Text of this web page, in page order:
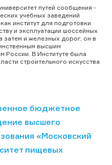
путей сообщения -
учебных заведений
институт для подготовки
и эксплуатации шоссейных
затем и железных дорог, он в
высшим
России. В Институте была
строительного искусства
бюджетное
высшего
«Московский
пищевых